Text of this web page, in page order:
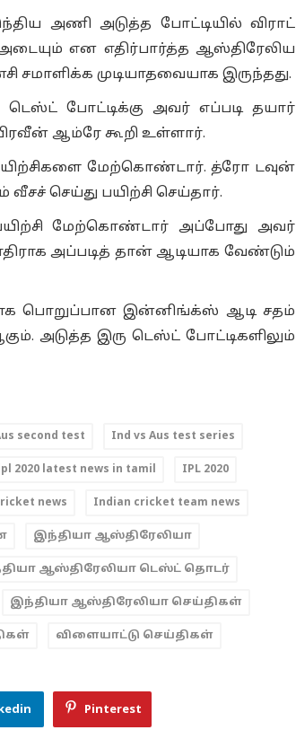
அணி அடுத்த போட்டியில் விராட்
என எதிர்பார்த்த ஆஸ்திரேலிய
சமாளிக்க முடியாதவையாக இருந்தது.
போட்டிக்கு அவர் எப்படி தயார்
ஆம்ரே கூறி உள்ளார்.
மேற்கொண்டார். த்ரோ டவுன்
செய்து பயிற்சி செய்தார்.
மேற்கொண்டார் அப்போது அவர்
அப்படித் தான் ஆடியாக வேண்டும்
பொறுப்பான இன்னிங்க்ஸ் ஆடி சதம்
அடுத்த இரு டெஸ்ட் போட்டிகளிலும்
second test Ind vs Aus test series
2020 latest news in tamil IPL 2020
news Indian cricket team news
இந்தியா ஆஸ்திரேலியா
ஆஸ்திரேலியா டெஸ்ட் தொடர்
இந்தியா ஆஸ்திரேலியா செய்திகள்
விளையாட்டு செய்திகள்
Pinterest